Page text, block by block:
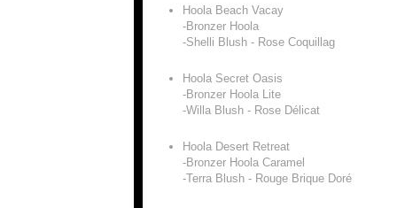
Hoola Beach Vacay
-Bronzer Hoola
-Shelli Blush - Rose Coquillag
Hoola Secret Oasis
-Bronzer Hoola Lite
-Willa Blush - Rose Délicat
Hoola Desert Retreat
-Bronzer Hoola Caramel
-Terra Blush - Rouge Brique Doré